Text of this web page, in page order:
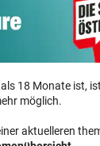
18 Monate ist,
möglich.
aktuelleren